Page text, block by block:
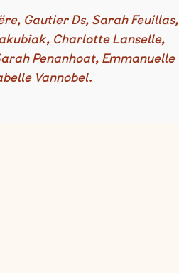
Gautier Ds, Sarah Feuillas,
Charlotte Lanselle,
Penanhoat, Emmanuelle
Vannobel.